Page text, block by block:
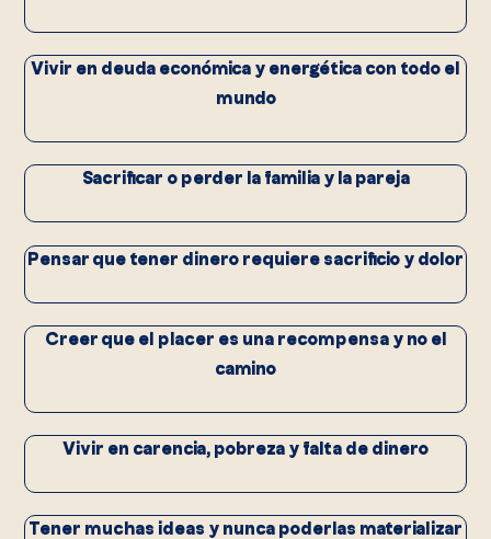
Vivir en deuda económica y energética con todo el
mundo
Sacrificar o perder la familia y la pareja
Pensar que tener dinero requiere sacrificio y dolor
Creer que el placer es una recompensa y no el
camino
Vivir en carencia, pobreza y falta de dinero
Tener muchas ideas y nunca poderlas materializar